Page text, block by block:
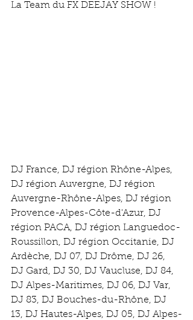
La Team du FX DEEJAY SHOW !
DJ France, DJ région Rhône-Alpes,
DJ région Auvergne, DJ région
Auvergne-Rhône-Alpes, DJ région
Provence-Alpes-Côte-d'Azur, DJ
région PACA, DJ région Languedoc-
Roussillon, DJ région Occitanie, DJ
Ardèche, DJ 07, DJ Drôme, DJ 26,
DJ Gard, DJ 30, DJ Vaucluse, DJ 84,
DJ Alpes-Maritimes, DJ 06, DJ Var,
DJ 83, DJ Bouches-du-Rhône, DJ
13, DJ Hautes-Alpes, DJ 05, DJ Alpes-